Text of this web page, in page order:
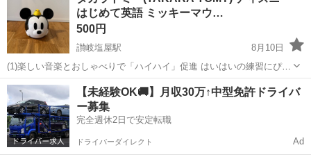
はじめて英語 ミッキーマウ…
500円
讃岐塩屋駅
8月10日
(1)楽しい音楽とおしゃべりで「ハイハイ」促進 はいはいの練習にぴっ
たりの商品がディズニーで登場。ミッキーマウスをゆらすだけで、動
いたりおしゃべりするよ！ミッキーマウスが、まっすぐに進んだり、
クルクル回ったりする動きに赤ちゃ...
香川 丸亀市 讃岐塩屋駅 ベビー用品
【未経験OK🚚】月収30万↑中型免許ドライバ
ー募集
完全週休2日で安定転職
ドライバーダイレクト Ad